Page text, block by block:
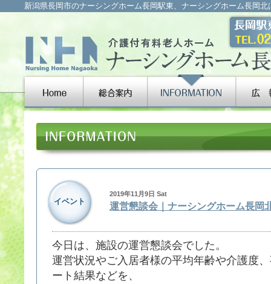
新潟県長岡市のナーシングホーム長岡駅東、ナーシングホーム長岡
イベント
2019年11月9日 Sat
運営懇談会｜ナーシングホーム長岡
今日は、施設の運営懇談会でした。
運営状況やご入居者様の平均年齢や介護度
ート結果などを、